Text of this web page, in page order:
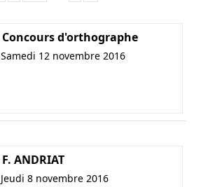
Concours d'orthographe
Samedi 12 novembre 2016
F. ANDRIAT
Jeudi 8 novembre 2016